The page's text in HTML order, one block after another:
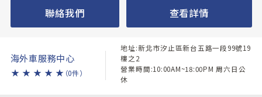
聯絡我們 查看詳情
海外車服務中心
★ ★ ★ ★ ★ （0件）
地址:新北市汐止區新台五路一段99號19
樓之2
營業時間:10:00AM~18:00PM 周六日公
休